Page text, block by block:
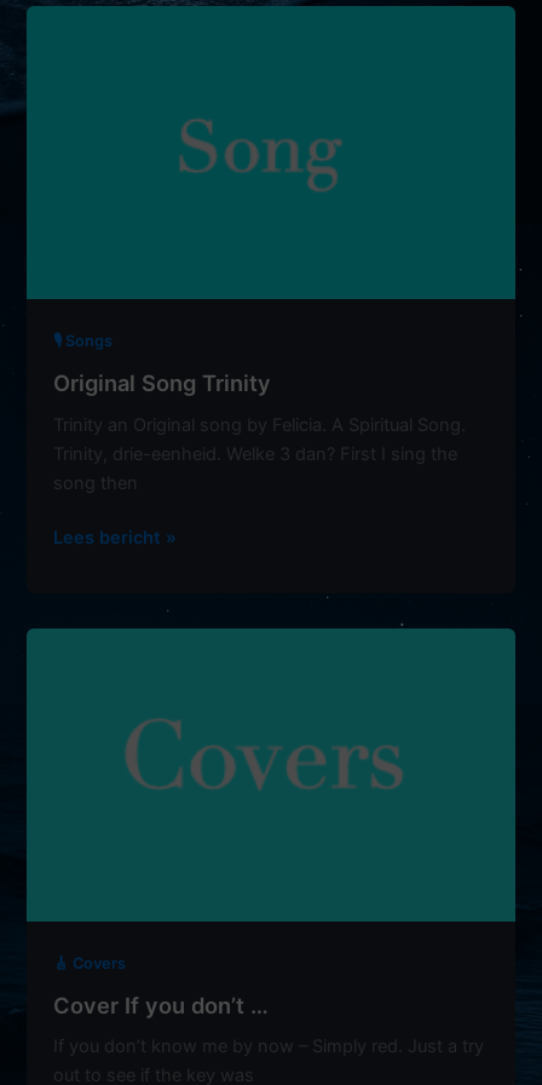
🎙 Songs
Original Song Trinity
Trinity an Original song by Felicia. A Spiritual Song.
Trinity, drie-eenheid. Welke 3 dan? First I sing the
song then
Original
Lees bericht »
🎸 Covers
Cover If you don’t …
If you don’t know me by now – Simply red. Just a try
out to see if the key was